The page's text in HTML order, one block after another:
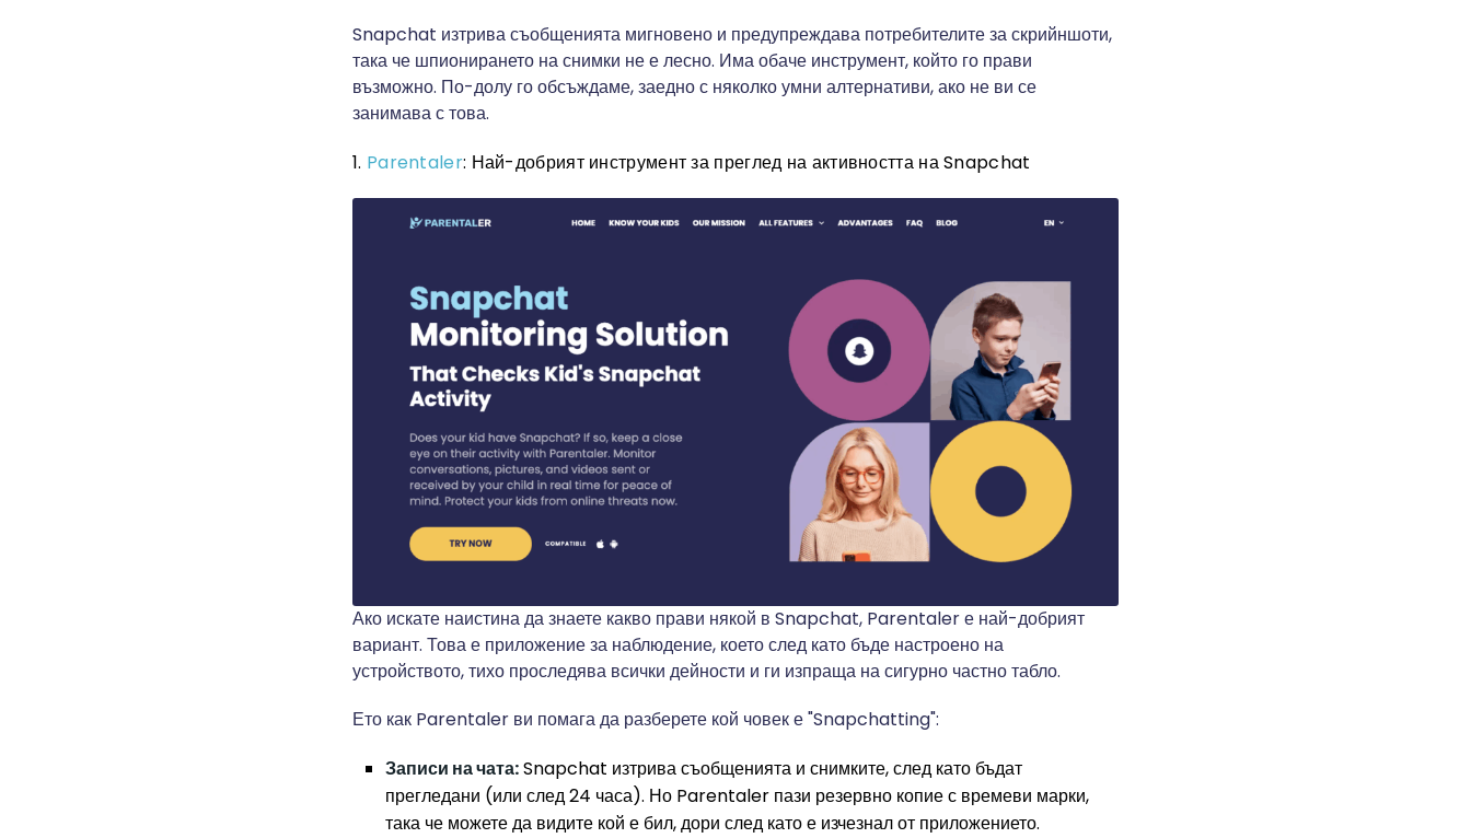
Snapchat изтрива съобщенията мигновено и предупреждава потребителите за скрийншоти,
така че шпионирането на снимки не е лесно. Има обаче инструмент, който го прави
възможно. По-долу го обсъждаме, заедно с няколко умни алтернативи, ако не ви се
занимава с това.
1. Parentaler: Най-добрият инструмент за преглед на активността на Snapchat
Ако искате наистина да знаете какво прави някой в Snapchat, Parentaler е най-добрият
вариант. Това е приложение за наблюдение, което след като бъде настроено на
устройството, тихо проследява всички дейности и ги изпраща на сигурно частно табло.
Ето как Parentaler ви помага да разберете кой човек е "Snapchatting":
Записи на чата:Snapchat изтрива съобщенията и снимките, след като бъдат
прегледани (или след 24 часа). Но Parentaler пази резервно копие с времеви марки,
така че можете да видите кой е бил, дори след като е изчезнал от приложението.